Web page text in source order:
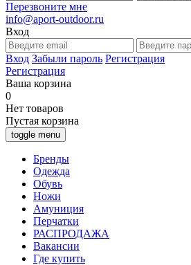
Перезвоните мне
info@aport-outdoor.ru
Вход
Вход Забыли пароль Регистрация
Регистрация
Ваша корзина
0
Нет товаров
Пустая корзина
toggle menu
Бренды
Одежда
Обувь
Ножи
Амуниция
Перчатки
РАСПРОДАЖА
Вакансии
Где купить